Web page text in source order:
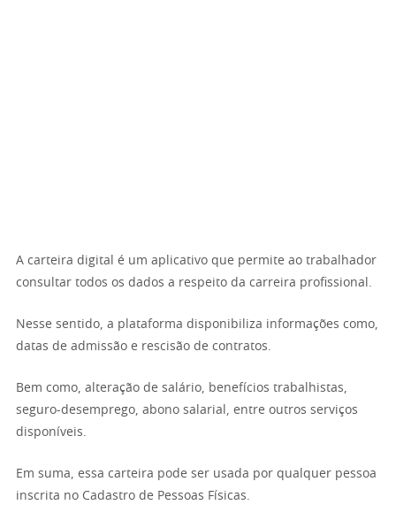
A carteira digital é um aplicativo que permite ao trabalhador
consultar todos os dados a respeito da carreira profissional.
Nesse sentido, a plataforma disponibiliza informações como,
datas de admissão e rescisão de contratos.
Bem como, alteração de salário, benefícios trabalhistas,
seguro-desemprego, abono salarial, entre outros serviços
disponíveis.
Em suma, essa carteira pode ser usada por qualquer pessoa
inscrita no Cadastro de Pessoas Físicas.